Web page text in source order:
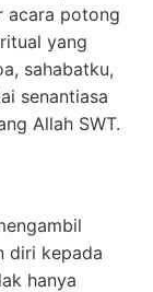
acara potong
yang
sahabatku,
senantiasa
Allah SWT.
diri kepada
hanya